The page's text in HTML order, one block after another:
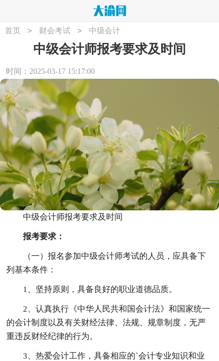
首页 > 财会考试 > 中级会计
中级会计师报考要求及时间
时间：2025-03-17 15:17:00
中级会计师报考要求及时间
报考要求：
（一）报名参加中级会计师考试的人员，应具备下
列基本条件：
1、坚持原则，具备良好的职业道德品质。
2、认真执行《中华人民共和国会计法》和国家统一
的会计制度以及有关财经法律、法规、规章制度，无严
重违反财经纪律的行为。
3、热爱会计工作，具备相应的`会计专业知识和业